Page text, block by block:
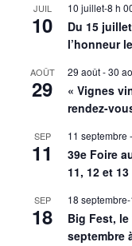
JUIL
10
10 juillet-8 h
Du 15
l’honneur
AOÛT
29
29 août-30
« Vignes
rendez-
SEP
11
11 septembre -
39e Foire
11, 12 et
SEP
18
18
Big Fest,
septembre